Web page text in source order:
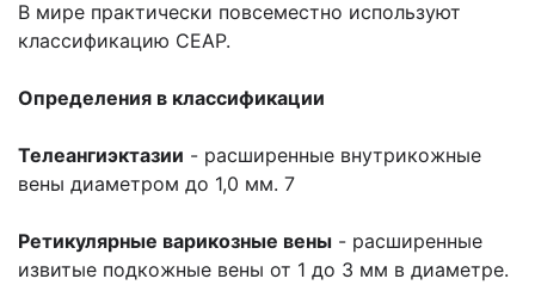
В мире практически повсеместно используют
классификацию СЕАР.
Определения в классификации
Телеангиэктазии - расширенные внутрикожные
вены диаметром до 1,0 мм. 7
Ретикулярные варикозные вены - расширенные
извитые подкожные вены от 1 до 3 мм в диаметре.